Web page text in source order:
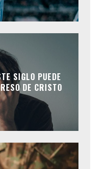
SIGLO PUEDE
DE CRISTO